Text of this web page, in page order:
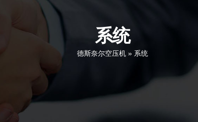
系统
德斯奈尔空压机 » 系统